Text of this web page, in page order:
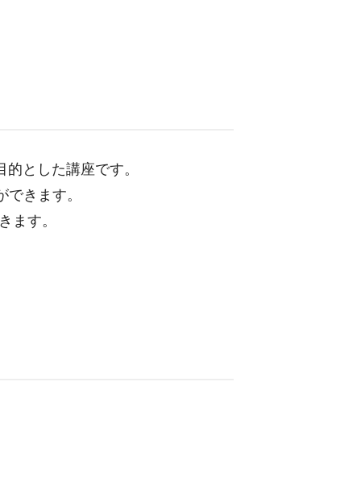
とした講座です。
きます。
ます。